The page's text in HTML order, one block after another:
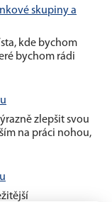
skupiny a
kde bychom
bychom rádi
zlepšit svou
na práci nohou,